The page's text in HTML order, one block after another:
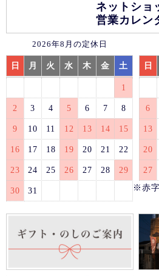
ネットショ
営業カレン
2026年8月の定休日
日 月 火 水 木 金 土
1
2 3 4 5 6 7 8
9 10 11 12 13 14 15
16 17 18 19 20 21 22
23 24 25 26 27 28 29
30 31
日
6
13
20
27
※赤